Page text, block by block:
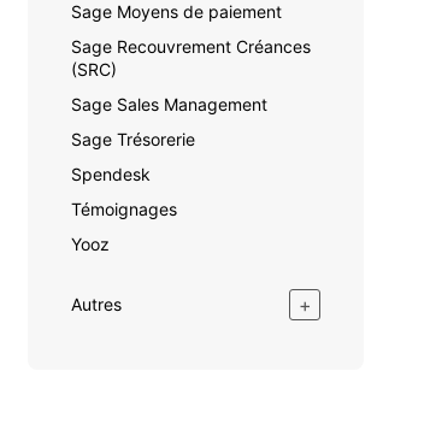
Sage Moyens de paiement
Sage Recouvrement Créances
(SRC)
Sage Sales Management
Sage Trésorerie
Spendesk
Témoignages
Yooz
Autres +